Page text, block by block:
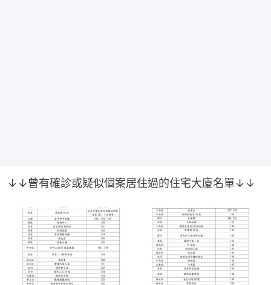
↓↓曾有確診或疑似個案居住過的住宅大廈名單↓↓